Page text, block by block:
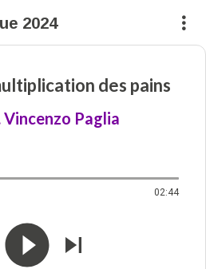
2024
des pains
Vincenzo Paglia
02:44